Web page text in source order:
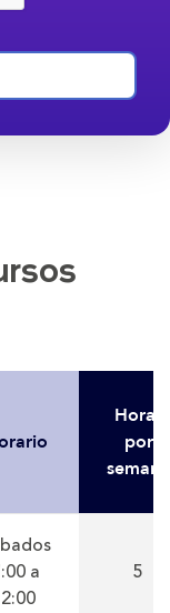
Horas
por
semana
a
5